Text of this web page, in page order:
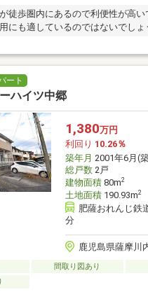
徒歩圏内にあるので利便性が高い
にも適しているのではないでしょ
ート
ハイツ中郷
1,380万円
利回り 10.26％
築年月 2001年6月(
総戸数2戸
建物面積80m2
土地面積190.93m2
肥薩おれんじ鉄
分
鹿児島県薩摩川
間取り図あり